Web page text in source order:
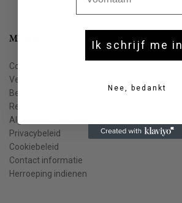
Meer info
Contact
Veelgestelde vragen
Bestellen & leveren
Retourneren
Algemene voorwaarden
Privacybeleid
Cookiebeleid
Contact informatie
Herroeping indienen
Ik schrijf me in
Nee, bedankt